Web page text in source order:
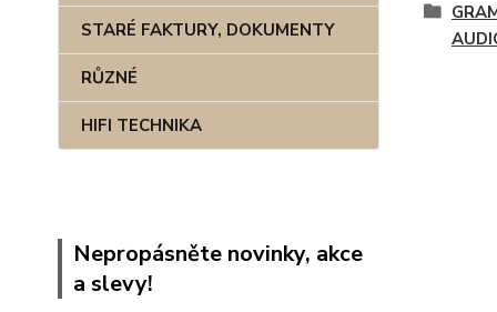
STARÉ FAKTURY, DOKUMENTY
RŮZNÉ
HIFI TECHNIKA
Nepropásněte novinky, akce
a slevy!